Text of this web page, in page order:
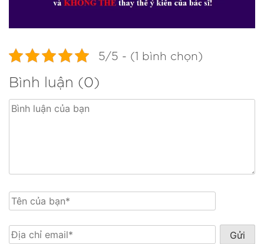
5/5 - (1 bình chọn)
Bình luận (0)